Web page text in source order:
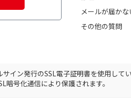
メールが届かな
その他の質問
イン発行のSSL電子証明書を使用してい
暗号化通信により保護されます。